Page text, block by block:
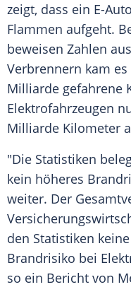
zeigt, dass ein E-
Flammen aufgeht.
beweisen Zahlen
Verbrennern kam
Milliarde gefahrene
Elektrofahrzeugen
Milliarde Kilometer
"Die Statistiken
kein höheres
weiter. Der
den Statistiken
Brandrisiko bei
so ein Bericht von